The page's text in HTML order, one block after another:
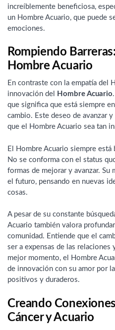
increíblemente beneficiosa,
un Hombre Acuario, que puede
emociones.
Rompiendo
Hombre Acuario
En contraste con la empatía del
innovación del
Hombre Acuario
que significa que está siempre
cambio. Este deseo de avanzar
que el Hombre Acuario sea tan
El Hombre Acuario siempre está
No se conforma con el status
formas de mejorar y avanzar. Su
el futuro, pensando en nuevas
cosas.
A pesar de su constante
Acuario también valora
comunidad. Entiende que el
ser a expensas de las relaciones
mejor momento, el Hombre
de innovación con su amor por
positivos y duraderos.
Creando
Cáncer y Acuario